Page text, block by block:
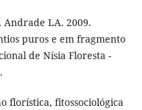
Andrade LA. 2009.
puros e em fragmento
de Nísia Floresta -
florística, fitossociológica